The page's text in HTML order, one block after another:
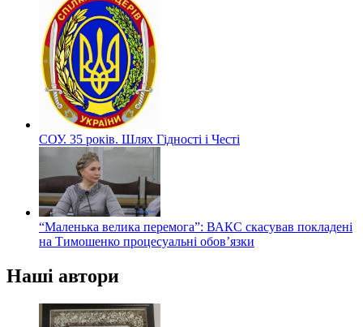
СОУ. 35 років. Шлях Гідності і Честі
“Маленька велика перемога”: ВАКС скасував покладені
на Тимошенко процесуальні обов’язки
Наші автори